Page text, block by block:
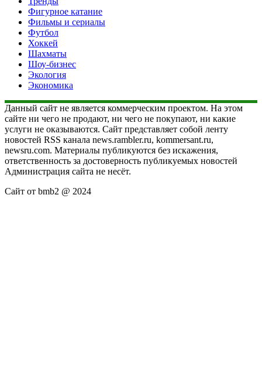
Фигурное катание
Фильмы и сериалы
Футбол
Хоккей
Шахматы
Шоу-бизнес
Экология
Экономика
Данный сайт не является коммерческим проектом. На этом
сайте ни чего не продают, ни чего не покупают, ни какие
услуги не оказываются. Сайт представляет собой ленту
новостей RSS канала news.rambler.ru, kommersant.ru,
newsru.com. Материалы публикуются без искажения,
ответственность за достоверность публикуемых новостей
Администрация сайта не несёт.
Сайт от bmb2 @ 2024